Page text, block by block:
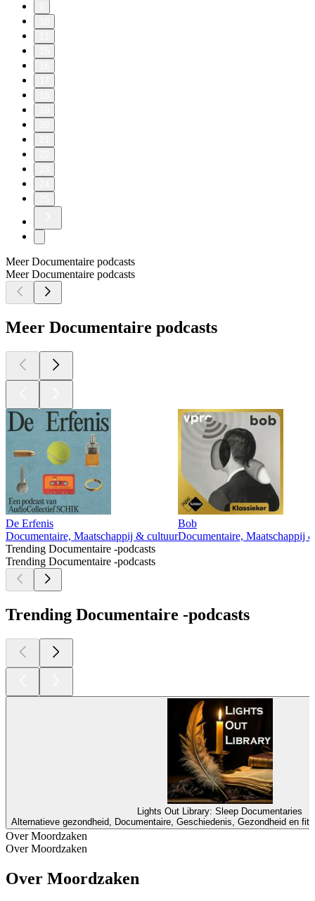
Meer Documentaire podcasts
Meer Documentaire podcasts
Meer Documentaire podcasts
De Erfenis
Documentaire, Maatschappij & cultuur
Bob
Documentaire, Maatschappij
Trending Documentaire -podcasts
Trending Documentaire -podcasts
Trending Documentaire -podcasts
Lights Out Library: Sleep Documentaries
Alternatieve gezondheid, Documentaire, Geschiedenis, Gezondheid en
Over Moordzaken
Over Moordzaken
Over Moordzaken